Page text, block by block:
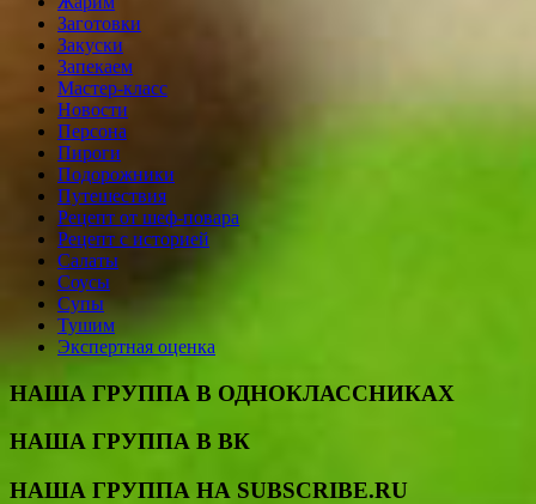
Заготовки
Закуски
Запекаем
Мастер-класс
Новости
Персона
Пироги
Подорожники
Путешествия
Рецепт от шеф-повара
Рецепт с историей
Салаты
Соусы
Супы
Тушим
Экспертная оценка
НАША ГРУППА В ОДНОКЛАССНИКАХ
НАША ГРУППА В ВК
НАША ГРУППА НА SUBSCRIBE.RU